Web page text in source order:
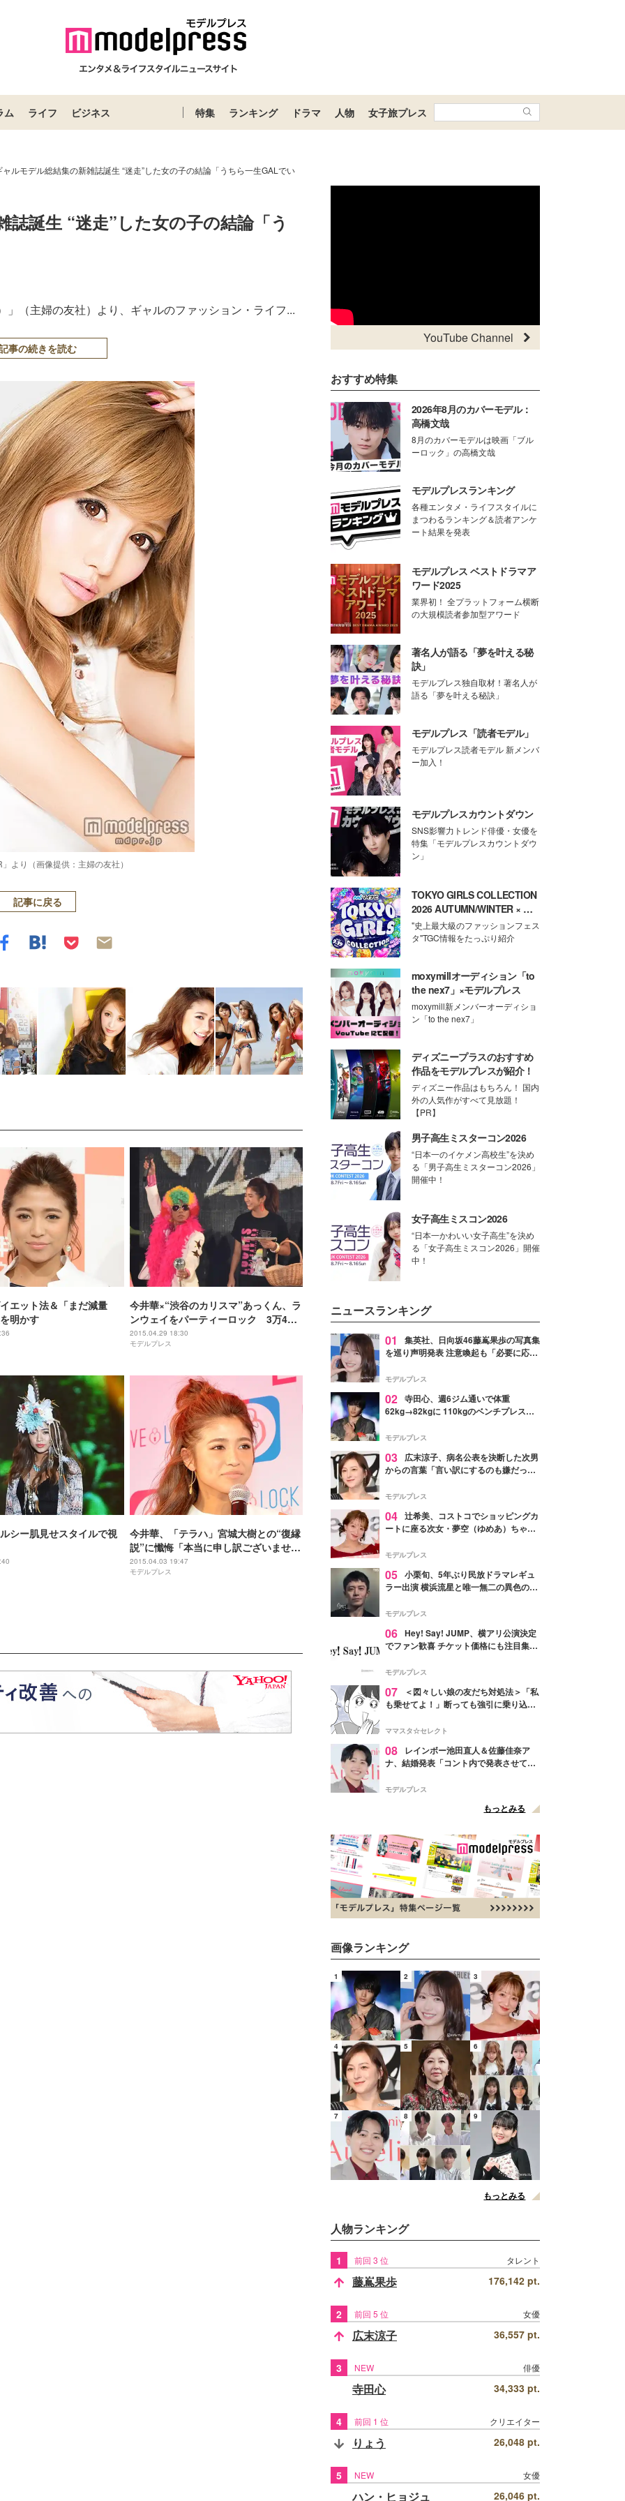
ム ライフ ビジネス 特集 ランキング ドラマ 人物 女子旅プレス
ャルモデル総結集の新雑誌誕生 “迷走”した女の子の結論「うちら一生GALでい
誕生 “迷走”した女の子の結論「う
（主婦の友社）より、ギャルのファッション・ライフ...
事の続きを読む
より（画像提供：主婦の友社）
記事に戻る
エット法＆「まだ減量
明かす
今井華×“渋谷のカリスマ”あっくん、ラ
ンウェイをパーティーロック 3万4千
人の観客熱狂＜GirlsAward 2015 S／S
＞
2015.04.29 18:30
モデルプレス
シー肌見せスタイルで視
今井華、「テラハ」宮城大樹との“復縁
説”に懺悔「本当に申し訳ございませ
ん」
2015.04.03 19:47
モデルプレス
YouTube Channel
おすすめ特集
2026年8月のカバーモデル：
高橋文哉
8月のカバーモデルは映画「ブル
ーロック」の高橋文哉
モデルプレスランキング
各種エンタメ・ライフスタイルに
まつわるランキング＆読者アンケ
ート結果を発表
モデルプレス ベストドラマア
ワード2025
業界初！ 全プラットフォーム横断
の大規模読者参加型アワード
著名人が語る「夢を叶える秘
訣」
モデルプレス独自取材！著名人が
語る「夢を叶える秘訣」
モデルプレス「読者モデル」
モデルプレス読者モデル 新メンバ
ー加入！
モデルプレスカウントダウン
SNS影響力トレンド俳優・女優を
特集「モデルプレスカウントダウ
ン」
TOKYO GIRLS COLLECTION
2026 AUTUMN/WINTER × モ
デルプレス
"史上最大級のファッションフェス
タ"TGC情報をたっぷり紹介
moxymillオーディション「to
the nex7」×モデルプレス
moxymill新メンバーオーディショ
ン「to the nex7」
ディズニープラスのおすすめ
作品をモデルプレスが紹介！
ディズニー作品はもちろん！ 国内
外の人気作がすべて見放題！
【PR】
男子高生ミスターコン2026
“日本一のイケメン高校生”を決め
る「男子高生ミスターコン2026」
開催中！
女子高生ミスコン2026
“日本一かわいい女子高生”を決め
る「女子高生ミスコン2026」開催
中！
ニュースランキング
01
集英社、日向坂46藤嶌果歩の写真集
を巡り声明発表 注意喚起も「必要に応じ
モデルプレス
02 寺田心、週6ジム通いで体重
62kg→82kgに 110kgのベンチプレス持
「かっこいい」と反響
モデルプレス
03
広末涼子、病名公表を決断した次男
からの言葉「言い訳にするのも嫌だっ
モデルプレス
04 辻希美、コストコでショッピングカ
ートに座る次女・夢空（ゆめあ）ちゃん
ぎ」「成長を感じる」の声
モデルプレス
05 小栗旬、5年ぶり民放ドラマレギュ
ラー出演 横浜流星と唯一無二の異色のバ
モデルプレス
06 Hey! Say! JUMP、横アリ公演決定
でファン歓喜 チケット価格にも注目集ま
モデルプレス
07
＜図々しい娘の友だち対処法＞「私
も乗せてよ！」断っても強引に乗り込ん
ママスタ☆セレクト
08
レインボー池田直人＆佐藤佳奈ア
ナ、結婚発表「コント内で発表させてい
点変更のため
モデルプレス
もっとみる
画像ランキング
1 2 3
4 5 6
7 8 9
もっとみる
人物ランキング
1 前回 3 位 タレント
藤嶌果歩 176,142 pt.
2 前回 5 位 女優
広末涼子 36,557 pt.
3 NEW 俳優
寺田心 34,333 pt.
4 前回 1 位 クリエイター
りょう 26,048 pt.
5 NEW 女優
ハン・ヒョジュ 26,046 pt.